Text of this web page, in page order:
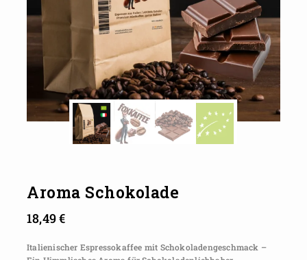
Aroma Schokolade
18,49€
Italienischer Espressokaffee mit Schokoladengeschmack –